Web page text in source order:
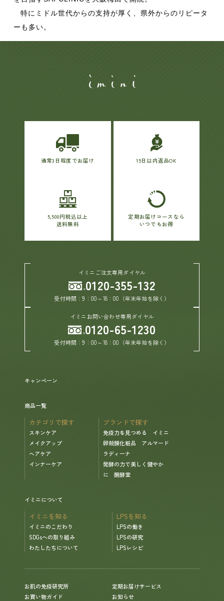
特にミドル世代からの支持が厚く、県外からのリピータ
ーも多い。
通常3日程度でお届け 15日以内返品OK
5,500円税込以上
送料無料
定期お届けコースなら
いつでもお得
キャンペーン
商品一覧
カテゴリで探す
スキンケア
メイクアップ
ヘアケア
インナーケア
ブランドで探す
免疫力を見つめる イミニ
卵殻膜化粧品 アルマード
ラディーナ
発酵の力で美しく健やか
に 醗酵堂
イミニについて
イミニを知る
イミニのこだわり
SDGsへの取り組み
わたしたちについて
LPSを知る
LPSの働き
LPSの研究
LPSレシピ
お肌の免疫研究所
定期お届けサービス
お買い物ガイド
お知らせ
イミニご注文専用ダイヤル
0120-355-132
受付時間：9：00～18：00（年末年始を除く）
イミニお問い合わせ専用ダイヤル
0120-65-1230
受付時間：9：00～18：00（年末年始を除く）